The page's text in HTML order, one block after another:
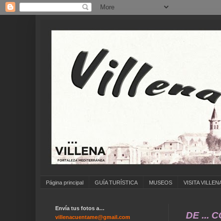
Página principal GUÍA TURÍSTICA MUSEOS VISITA
A ENVIAR FOTOS ANTIGUAS DE ...
Envía tus fotos a…
villenacuentame@gmail.com